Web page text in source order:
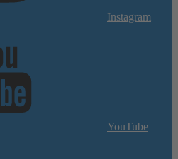
Instagram
YouTube